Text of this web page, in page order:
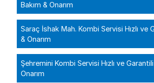
Bakım & Onarım
Saraç İshak Mah. Kombi Servisi Hızlı ve
& Onarım
Şehremini Kombi Servisi Hızlı ve
Onarım